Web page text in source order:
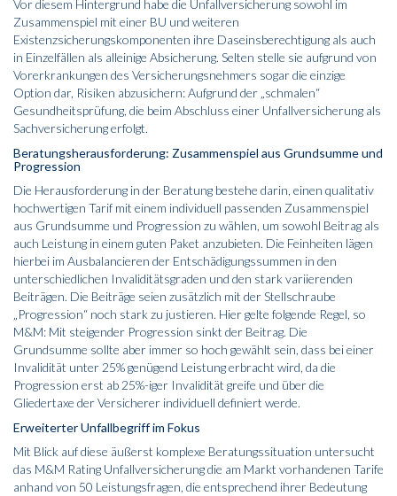
Vor diesem Hintergrund habe die Unfallversicherung sowohl im
Zusammenspiel mit einer BU und weiteren
Existenzsicherungskomponenten ihre Daseinsberechtigung als auch
in Einzelfällen als alleinige Absicherung. Selten stelle sie aufgrund von
Vorerkrankungen des Versicherungsnehmers sogar die einzige
Option dar, Risiken abzusichern: Aufgrund der „schmalen“
Gesundheitsprüfung, die beim Abschluss einer Unfallversicherung als
Sachversicherung erfolgt.
Beratungsherausforderung: Zusammenspiel aus Grundsumme und
Progression
Die Herausforderung in der Beratung bestehe darin, einen qualitativ
hochwertigen Tarif mit einem individuell passenden Zusammenspiel
aus Grundsumme und Progression zu wählen, um sowohl Beitrag als
auch Leistung in einem guten Paket anzubieten. Die Feinheiten lägen
hierbei im Ausbalancieren der Entschädigungssummen in den
unterschiedlichen Invaliditätsgraden und den stark variierenden
Beiträgen. Die Beiträge seien zusätzlich mit der Stellschraube
„Progression“ noch stark zu justieren. Hier gelte folgende Regel, so
M&M: Mit steigender Progression sinkt der Beitrag. Die
Grundsumme sollte aber immer so hoch gewählt sein, dass bei einer
Invalidität unter 25% genügend Leistung erbracht wird, da die
Progression erst ab 25%-iger Invalidität greife und über die
Gliedertaxe der Versicherer individuell definiert werde.
Erweiterter Unfallbegriff im Fokus
Mit Blick auf diese äußerst komplexe Beratungssituation untersucht
das M&M Rating Unfallversicherung die am Markt vorhandenen Tarife
anhand von 50 Leistungsfragen, die entsprechend ihrer Bedeutung